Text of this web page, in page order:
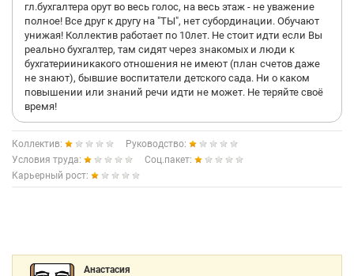
гл.бухгалтера орут во весь голос, на весь этаж - не уважение
полное! Все друг к другу на "ТЫ", нет субординации. Обучают
унижая! Коллектив работает по 10лет. Не стоит идти если Вы
реально бухгалтер, там сидят через знакомых и люди к
бухгатерииникакого отношения не имеют (план счетов даже
не знают), бывшие воспитатели детского сада. Ни о каком
повышении или знаний речи идти не может. Не теряйте своё
время!
Коллектив:
Руководство:
Условия труда:
Соц.пакет:
Карьерный рост:
Анастасия